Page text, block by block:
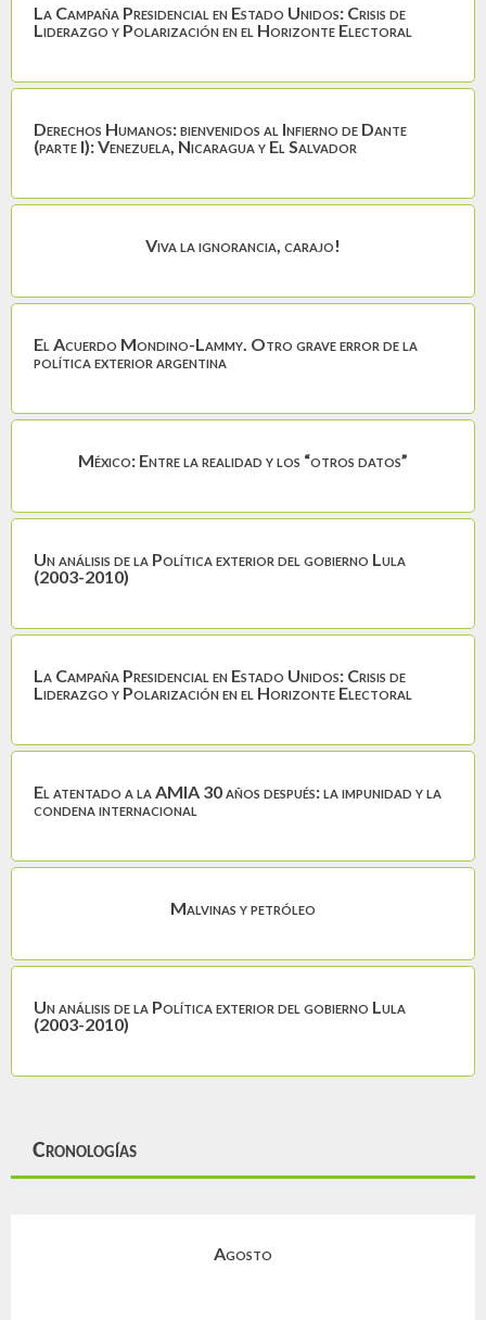
La Campaña Presidencial en Estado Unidos: Crisis de
Liderazgo y Polarización en el Horizonte Electoral
Derechos Humanos: bienvenidos al Infierno de Dante
(parte I): Venezuela, Nicaragua y El Salvador
Viva la ignorancia, carajo!
El Acuerdo Mondino-Lammy. Otro grave error de la
política exterior argentina
México: Entre la realidad y los “otros datos”
Un análisis de la Política exterior del gobierno Lula
(2003-2010)
La Campaña Presidencial en Estado Unidos: Crisis de
Liderazgo y Polarización en el Horizonte Electoral
El atentado a la AMIA 30 años después: la impunidad y la
condena internacional
Malvinas y petróleo
Un análisis de la Política exterior del gobierno Lula
(2003-2010)
Cronologías
Agosto